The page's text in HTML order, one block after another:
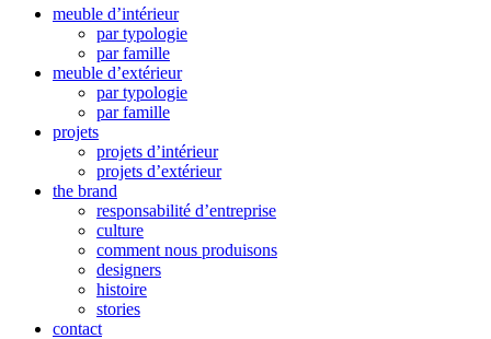
meuble d’intérieur
par typologie
par famille
meuble d’extérieur
par typologie
par famille
projets
projets d’intérieur
projets d’extérieur
the brand
responsabilité d’entreprise
culture
comment nous produisons
designers
histoire
stories
contact